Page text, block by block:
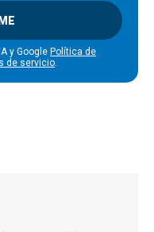
y Google Política de
de servicio.